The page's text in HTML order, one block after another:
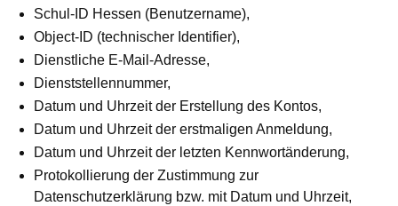
Schul-ID Hessen (Benutzername),
Object-ID (technischer Identifier),
Dienstliche E-Mail-Adresse,
Dienststellennummer,
Datum und Uhrzeit der Erstellung des Kontos,
Datum und Uhrzeit der erstmaligen Anmeldung,
Datum und Uhrzeit der letzten Kennwortänderung,
Protokollierung der Zustimmung zur
Datenschutzerklärung bzw. mit Datum und Uhrzeit,